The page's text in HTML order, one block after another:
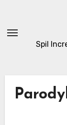
content
Spil